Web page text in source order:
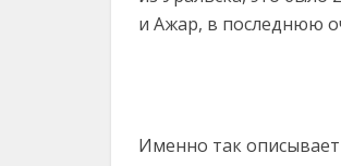
и Ажар, в последнюю
Именно так